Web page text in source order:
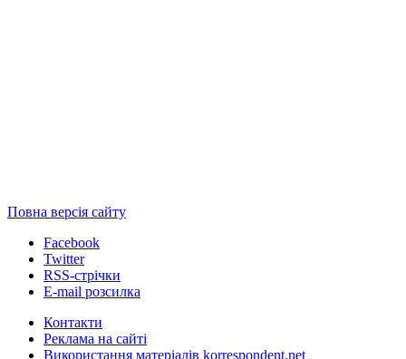
Повна версія сайту
Facebook
Twitter
RSS-стрічки
E-mail розсилка
Контакти
Реклама на сайті
Використання матеріалів korrespondent.net